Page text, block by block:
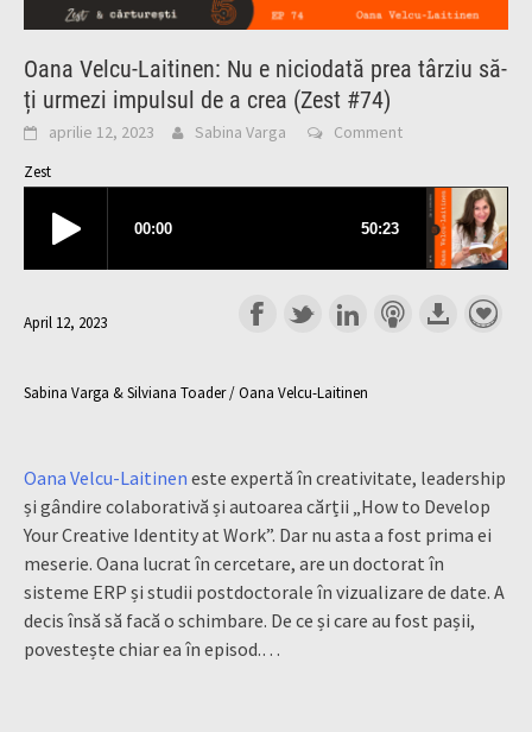
Oana Velcu-Laitinen: Nu e niciodată prea târziu să-
ți urmezi impulsul de a crea (Zest #74)
aprilie 12, 2023 Sabina Varga Comment
Zest
April 12, 2023
Sabina Varga & Silviana Toader / Oana Velcu-Laitinen
Oana Velcu-Laitinen este expertă în creativitate, leadership
și gândire colaborativă și autoarea cărții „How to Develop
Your Creative Identity at Work”. Dar nu asta a fost prima ei
meserie. Oana lucrat în cercetare, are un doctorat în
sisteme ERP și studii postdoctorale în vizualizare de date. A
decis însă să facă o schimbare. De ce și care au fost pașii,
povestește chiar ea în episod.…